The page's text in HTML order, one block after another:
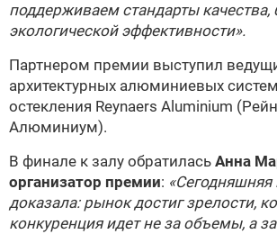
поддерживаем стандарты качества,
экологической эффективности».
Партнером премии выступил
архитектурных алюминиевых
остекления Reynaers Aluminium
Алюминиум).
В финале к залу обратилась Анна
организатор премии: «Сегодняшняя
доказала: рынок достиг зрелости,
конкуренция идет не за объемы, а